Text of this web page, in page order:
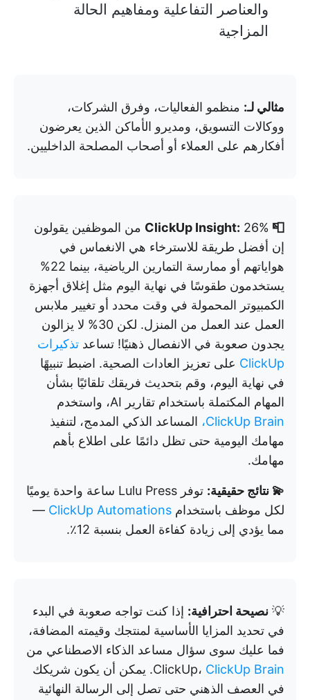
والعناصر التفاعلية ومفاهيم الحالة
المزاجية
مثالي لـ: منظمو الفعاليات، وفرق الشركات،
ووكالات التسويق، ومديرو الأماكن الذين يعرضون
أفكارهم على العملاء أو أصحاب المصلحة الداخليين.
📮 ClickUp Insight:
26% من الموظفين يقولون
إن أفضل طريقة للاسترخاء هي الانغماس في
هواياتهم أو ممارسة التمارين الرياضية، بينما 22%
يستخدمون طقوسًا في نهاية اليوم مثل إغلاق أجهزة
الكمبيوتر المحمولة في وقت محدد أو تغيير ملابس
العمل عند العمل من المنزل. لكن 30% لا يزالون
يجدون صعوبة في الانفصال ذهنيًا! تساعد تذكيرات
ClickUp على تعزيز العادات الصحية. اضبط تنبيهًا
في نهاية اليوم، وقم بتحديث فريقك تلقائيًا بشأن
المهام المكتملة باستخدام تقارير AI، واستخدم
ClickUp Brain،
المساعد الذكي المدمج، لتنفيذ
مهامك اليومية حتى تظل دائمًا على اطلاع بأهم
مهامك.
💫 نتائج حقيقية:
توفر Lulu Press ساعة واحدة يوميًا
لكل موظف باستخدام ClickUp Automations
—
مما يؤدي إلى زيادة كفاءة العمل بنسبة 12٪.
💡 نصيحة احترافية: إذا كنت تواجه صعوبة في البدء
في تحديد المزايا الأساسية لمنتجك وقيمته المضافة،
فما عليك سوى سؤال مساعد الذكاء الاصطناعي من
ClickUp، ClickUp Brain
. يمكن أن يكون شريكك
في العصف الذهني حتى تصل إلى الرسالة النهائية